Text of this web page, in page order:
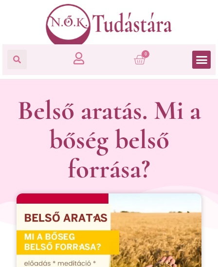
0
Belső aratás. Mi a
bőség belső
forrása?